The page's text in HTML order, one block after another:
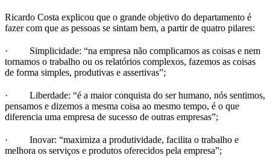
Ricardo Costa explicou que o grande objetivo do departamento é
fazer com que as pessoas se sintam bem, a partir de quatro pilares:
· Simplicidade: “na empresa não complicamos as coisas e nem
tornamos o trabalho ou os relatórios complexos, fazemos as coisas
de forma simples, produtivas e assertivas”;
· Liberdade: “é a maior conquista do ser humano, nós sentimos,
pensamos e dizemos a mesma coisa ao mesmo tempo, é o que
diferencia uma empresa de sucesso de outras empresas”;
· Inovar: “maximiza a produtividade, facilita o trabalho e
melhora os serviços e produtos oferecidos pela empresa”;